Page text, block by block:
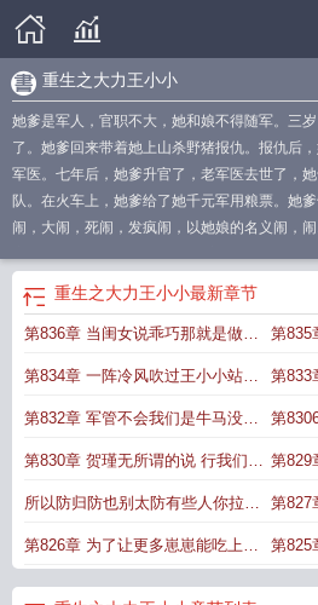
重生之大力王小小
她爹是军人，官职不大，她和娘不得随军。三
了。她爹回来带着她上山杀野猪报仇。报仇后
军医。七年后，她爹升官了，老军医去世了，
队。在火车上，她爹给了她千元军用粮票。她
闹，大闹，死闹，发疯闹，以她娘的名义闹，
重生之大力王小小观看 重生之大力王小小
剧 重生之大力王小小短剧在线观看
王小小动漫重生之大力王妃重生之大力王小
在线短剧
重生之大力王小小最新章节
第836章 当闺女说乖巧那就是做完
坏事或者正在做坏事的路上
第835
一架
第834章 一阵冷风吹过王小小站了
起来去找小瑾玩
第833
将双
第832章 军管不会我们是牛马没有
我们任何一个都寸步难行
第
意前
第830章 贺瑾无所谓的说 行我们给
你哥做三轮车吧
第829
给他
所以防归防也别太防有些人你拉她
一把她记你一辈子
第827
多适
第826章 为了让更多崽崽能吃上比
这个更好的不会再挨饿肚子
第825
用最